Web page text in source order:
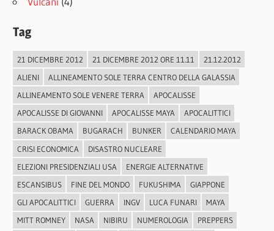
Tag
21 DICEMBRE 2012 21 DICEMBRE 2012 ORE 11.11
21.12.2012
ALIENI
ALLINEAMENTO SOLE TERRA CENTRO DELLA GALASSIA
ALLINEAMENTO SOLE VENERE TERRA
APOCALISSE
APOCALISSE DI GIOVANNI
APOCALISSE MAYA
APOCALITTICI
BARACK OBAMA
BUGARACH BUNKER
CALENDARIO MAYA
CRISI ECONOMICA
DISASTRO NUCLEARE
ELEZIONI PRESIDENZIALI USA
ENERGIE ALTERNATIVE
ESCANSIBUS
FINE DEL MONDO FUKUSHIMA
GIAPPONE
GLI APOCALITTICI
GUERRA INGV LUCA FUNARI
MAYA
MITT ROMNEY
NASA NIBIRU NUMEROLOGIA PREPPERS